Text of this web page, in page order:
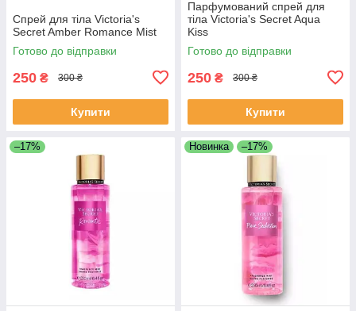
Спрей для тіла Victoria's
Secret Amber Romance Mist
Готово до відправки
250 ₴ 300 ₴
Купити
Парфумований спрей для
тіла Victoria's Secret Aqua
Kiss
Готово до відправки
250 ₴ 300 ₴
Купити
–17% Новинка –17%